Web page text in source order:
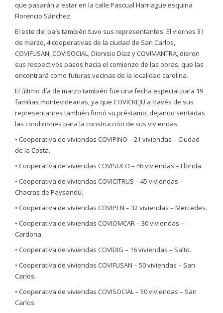
que pasarán a estar en la calle Pascual Harriague esquina
Florencio Sánchez.
El este del país también tuvo sus representantes. El viernes 31
de marzo, 4 cooperativas de la ciudad de San Carlos,
COVIFUSAN, COVISOCIAL, Dionisio Díaz y COVIMANTRA, dieron
sus respectivos pasos hacia el comienzo de las obras, que las
encontrará como futuras vecinas de la localidad carolina.
El último día de marzo también fue una fecha especial para 19
familias montevideanas, ya que COVICREJU a través de sus
representantes también firmó su préstamo, dejando sentadas
las condiciones para la construcción de sus viviendas.
• Cooperativa de viviendas COVIPINO – 21 viviendas – Ciudad
de la Costa.
• Cooperativa de viviendas COVISUCO – 46 viviendas – Florida.
• Cooperativa de viviendas COVICITRUS – 45 viviendas –
Chacras de Paysandú.
• Cooperativa de viviendas COVIPEN – 32 viviendas – Mercedes.
• Cooperativa de viviendas COVIOMCAR – 30 viviendas –
Cardona.
• Cooperativa de viviendas COVIDIG – 16 viviendas – Salto.
• Cooperativa de viviendas COVIFUSAN – 50 viviendas – San
Carlos.
• Cooperativa de viviendas COVISOCIAL – 50 viviendas – San
Carlos.